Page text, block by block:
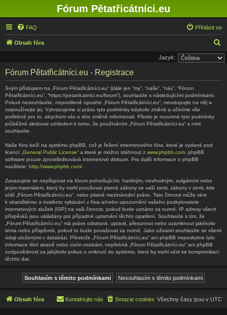
Fórum Pětatřicátníci.eu
FAQ Přihlásit se
Obsah fóra
l
Jazyk:
Fórum Pětatřicátníci.eu - Registrace
Svým přístupem na „Fórum Pětatřicátníci.eu“ (dále jen “my”, “naše”, “nás”, “Fórum
Pětatřicátníci.eu”, “https://petatricatnici.eu/forum”), souhlasíte s následujícími podmínkami.
Pokud nesouhlasíte, neprodleně opusťte „Fórum Pětatřicátníci.eu“, nevstupujte na něj a
nepoužívejte jej. Vyhrazujeme si právo tyto podmínky kdykoliv změnit a učiníme vše
potřebné pro to, abychom vás o této změně informovali. Přesto je rozumné tyto podmínky
průběžně sledovat vzhledem k tomu, že používáním „Fórum Pětatřicátníci.eu“ s nimi
souhlasíte.
Naše fóra beží na systému phpBB, což je řešení internetového fóra, které je vydané pod
licencí „ General Public License“ a které je možno stáhnout z www.phpbb.com . phpBB
software pouze zprostředkovává internetové diskuze. Pro další informace o phpBB
navštivte: http://www.phpbb.com/
Zavazujete se nepřispívat na fórum pohoršujícím, hanlivým, nevhodným, vulgárním nebo
jiným materiálem, který by mohl porušovat platné zákony ve vaší zemi, zákony v zemi, kde
sídlí „Fórum Pětatřicátníci.eu“, nebo platné mezinárodní právo. Tato činnost může vést
k okamžitému a trvalému vykázání z fóra a/nebo upozornění vašeho poskytovatele
internetových služeb (ISP) na vaši činnost, pokud bude uznáno za nutné. IP adresy všech
příspěvků jsou ukládány pro případné uplatnění těchto opatření. Souhlasíte s tím, že
„Fórum Pětatřicátníci.eu“ má právo odstranit, upravit, přesunout nebo uzamknout jakékoliv
téma nebo příspěvek, pokud to bude považovat za nutné. Jako uživatel souhlasíte se všemi
údaji uloženými v databázi. Přestože „Fórum Pětatřicátníci.eu“ ani phpBB neposkytne tyto
informace třetí straně nebo cizím osobám, nepřebírá „Fórum Pětatřicátníci.eu“ ani phpBB
zodpovědnost za jakýkoliv pokus o vniknutí do systému, který by mohl vést ke kompromitaci
těchto dat.
Obsah fóra Všechny časy jsou v UTC
Smazat cookies
Kontaktujte nás